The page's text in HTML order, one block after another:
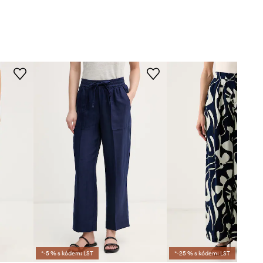
*-5 % s kódem: LST *-25 % s kódem: LST